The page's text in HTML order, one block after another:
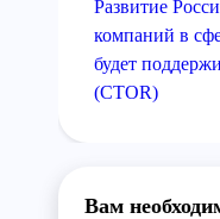
Развитие
компаний в
будет
(CTOR)
Вам